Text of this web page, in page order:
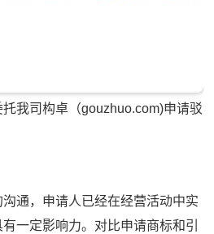
我司构卓（gouzhuo.com)申请驳
通，申请人已经在经营活动中实
一定影响力。对比申请商标和引